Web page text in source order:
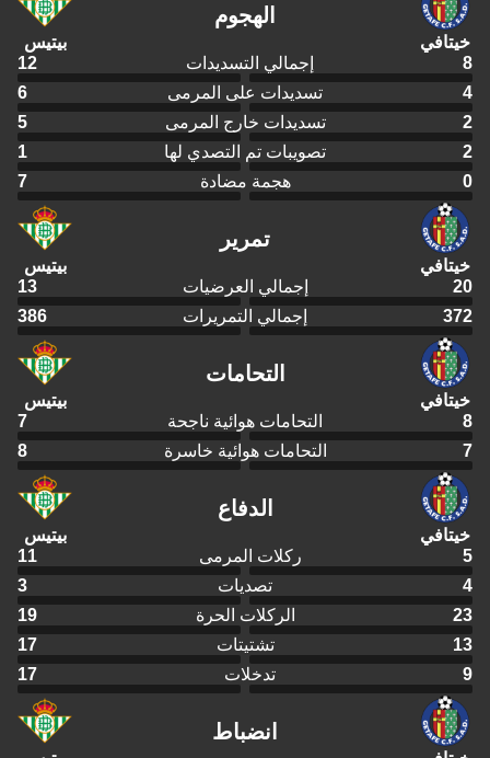
خيتافي
الهجوم
بيتيس
8
إجمالي التسديدات
12
4
تسديدات على المرمى
6
2
تسديدات خارج المرمى
5
2
تصويبات تم التصدي لها
1
0
هجمة مضادة 7
خيتافي
تمرير
بيتيس
20
إجمالي العرضيات
13
372
إجمالي التمريرات 386
خيتافي
التحامات
بيتيس
8
التحامات هوائية ناجحة
7
7
التحامات هوائية خاسرة 8
خيتافي
الدفاع
بيتيس
5
ركلات المرمى
11
4
تصديات
3
23
الركلات الحرة
19
13
تشتيتات
17
9
تدخلات 17
انضباط